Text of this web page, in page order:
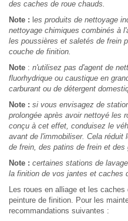
des caches de roue chauds.
Note : es produits de nettoyage
nettoyage chimiques combinés à
les poussières et saletés de frein
couche de finition.
Note : n'utilisez pas d'agent de
fluorhydrique ou caustique en
carburant ou de détergent
Note : si vous envisagez de
prolongée après avoir nettoyé les
conçu à cet effet, conduisez le
avant de l'immobiliser. Cela réduit
de frein, des patins de frein et des
Note : certaines stations de
la finition de vos jantes et caches
Les roues en alliage et les
peinture de finition. Pour les
recommandations suivantes :